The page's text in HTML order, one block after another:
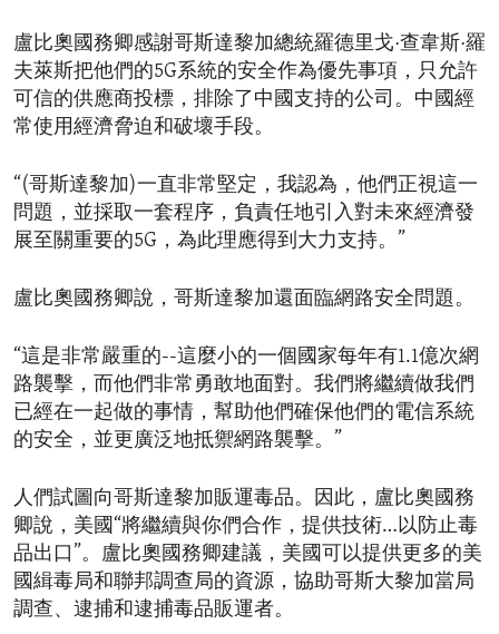
盧比奧國務卿感謝哥斯達黎加總統羅德里戈·查韋斯·羅
夫萊斯把他們的5G系統的安全作為優先事項，只允許
可信的供應商投標，排除了中國支持的公司。中國經
常使用經濟脅迫和破壞手段。
“(哥斯達黎加)一直非常堅定，我認為，他們正視這一
問題，並採取一套程序，負責任地引入對未來經濟發
展至關重要的5G，為此理應得到大力支持。”
盧比奧國務卿說，哥斯達黎加還面臨網路安全問題。
“這是非常嚴重的--這麼小的一個國家每年有1.1億次網
路襲擊，而他們非常勇敢地面對。我們將繼續做我們
已經在一起做的事情，幫助他們確保他們的電信系統
的安全，並更廣泛地抵禦網路襲擊。”
人們試圖向哥斯達黎加販運毒品。因此，盧比奧國務
卿說，美國“將繼續與你們合作，提供技術…以防止毒
品出口”。盧比奧國務卿建議，美國可以提供更多的美
國緝毒局和聯邦調查局的資源，協助哥斯大黎加當局
調查、逮捕和逮捕毒品販運者。